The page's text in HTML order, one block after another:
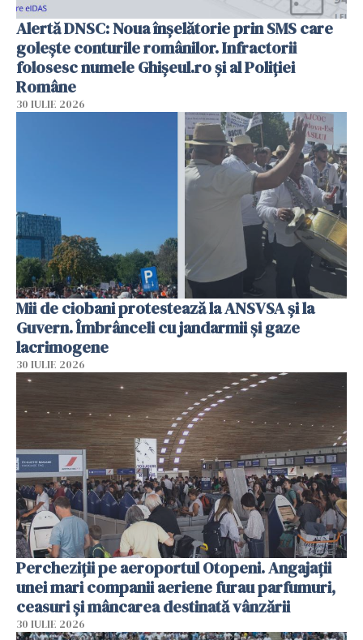
Alertă DNSC: Noua înșelătorie prin SMS care
golește conturile românilor. Infractorii
folosesc numele Ghișeul.ro și al Poliției
Române
30 IULIE 2026
Mii de ciobani protestează la ANSVSA și la
Guvern. Îmbrânceli cu jandarmii și gaze
lacrimogene
30 IULIE 2026
Percheziții pe aeroportul Otopeni. Angajații
unei mari companii aeriene furau parfumuri,
ceasuri și mâncarea destinată vânzării
30 IULIE 2026